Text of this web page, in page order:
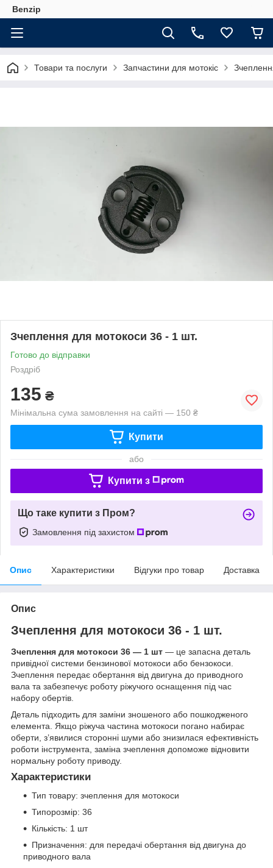
Benzip
Товари та послуги Запчастини для мотокіс
Зчеплення для мотокоси 36 - 1 шт.
Готово до відправки
Роздріб
135 ₴
Мінімальна сума замовлення на сайті — 150 ₴
Купити
або
Купити з
Що таке купити з Пром?
Замовлення під захистом
Опис Характеристики Відгуки про товар Доставка
Опис
Зчеплення для мотокоси 36 - 1 шт.
Зчеплення для мотокоси 36 — 1 шт — це запасна деталь
привідної системи бензинової мотокоси або бензокоси.
Зчеплення передає обертання від двигуна до приводного
вала та забезпечує роботу ріжучого оснащення під час
набору обертів.
Деталь підходить для заміни зношеного або пошкодженого
елемента. Якщо ріжуча частина мотокоси погано набирає
оберти, з’явилися сторонні шуми або знизилася ефективність
роботи інструмента, заміна зчеплення допоможе відновити
нормальну роботу приводу.
Характеристики
Тип товару: зчеплення для мотокоси
Типорозмір: 36
Кількість: 1 шт
Призначення: для передачі обертання від двигуна до
приводного вала